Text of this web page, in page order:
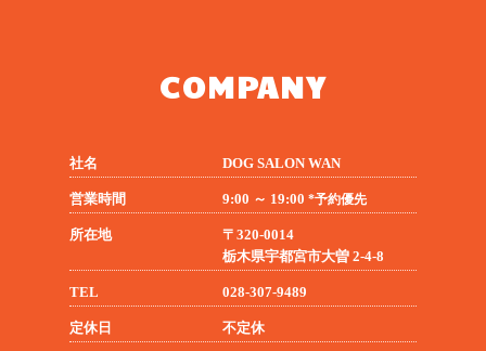
COMPANY
社名 DOG SALON WAN
営業時間 9:00 ～ 19:00 *予約優先
所在地
〒320-0014
栃木県宇都宮市大曽 2-4-8
TEL 028-307-9489
定休日 不定休